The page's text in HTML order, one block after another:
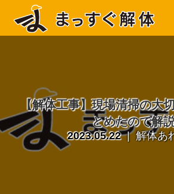
【解体工事】現場清掃の大
とめたので解
2023.05.22 解体あ